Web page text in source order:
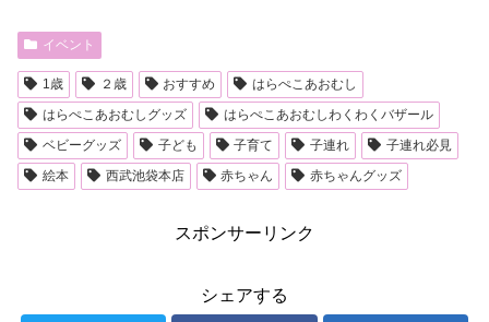
イベント
1歳 ２歳 おすすめ
はらぺこあおむし
はらぺこあおむしグッズ
はらぺこあおむしわくわくバザール
ベビーグッズ
子ども 子育て 子連れ
子連れ必見
絵本
西武池袋本店 赤ちゃん 赤ちゃんグッズ
スポンサーリンク
シェアする